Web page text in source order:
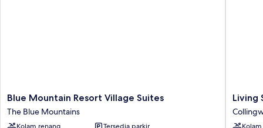
Blue
Mountain
Resort
Blue Mountain Resort Village Suites
The Blue Mountains
Kolam renang
Tersedia parkir
Living
Stone
Golf
Living